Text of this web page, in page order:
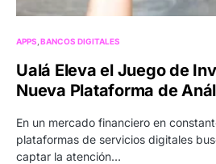
APPS BANCOS DIGITALES
Ualá Eleva el Juego de
Nueva Plataforma de
En un mercado financiero en
plataformas de servicios digitales
captar la atención…